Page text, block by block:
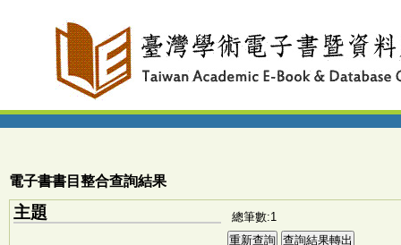
電子書書目整合查詢結果
主題 總筆數:1